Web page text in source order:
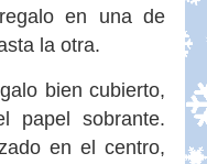
en una de
la otra.
bien cubierto,
papel sobrante.
en el centro,